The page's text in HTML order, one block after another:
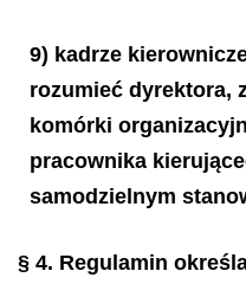
9) kadrze
rozumieć dyrektora,
komórki
pracownika
samodzielnym
§ 4. Regulamin